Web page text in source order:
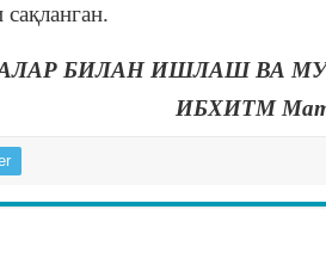
БИЛАН ИШЛАШ ВА
ИБХИТМ